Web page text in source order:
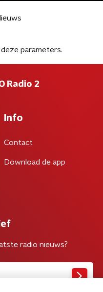
parameters.
Radio 2
Info
Contact
Download de app
radio nieuws?